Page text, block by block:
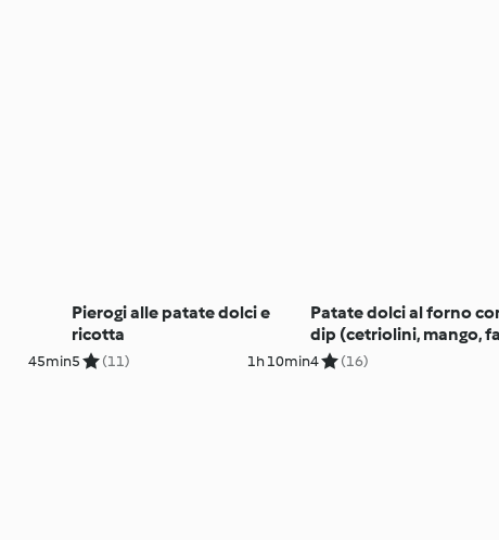
45min
Pierogi alle patate dolci e
ricotta
5 (11) 1h 10min
Patate dolci al forno
dip (cetriolini, mango,
neri)
4 (16)